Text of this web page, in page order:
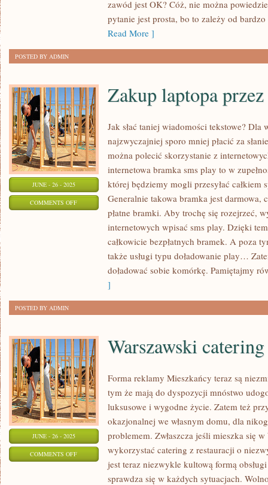
zawód jest OK? Cóż, nie można
pytanie jest prosta, bo to zależy od
Read More ]
POSTED BY ADMIN
JUNE - 26 - 2025
COMMENTS OFFON
Zakup laptopa
Jak słać taniej wiadomości tekstowe?
najzwyczajniej sporo mniej płacić za
można polecić skorzystanie z
internetowa bramka sms play to w
której będziemy mogli przesyłać całkiem
Generalnie takowa bramka jest darmowa,
płatne bramki. Aby trochę się rozejrzeć,
internetowych wpisać sms play. Dzięki
całkowicie bezpłatnych bramek. A poza
także usługi typu doładowanie play…
doładować sobie komórkę. Pamiętajmy
]
POSTED BY ADMIN
JUNE - 26 - 2025
COMMENTS OFFON
WARSZAWSKI
Warszawski catering
Forma reklamy Mieszkańcy teraz są
tym że mają do dyspozycji mnóstwo
luksusowe i wygodne życie. Zatem też
okazjonalnej we własnym domu, dla
problemem. Zwłaszcza jeśli mieszka się
wykorzystać catering z restauracji o
jest teraz niezwykle kultową formą
sprawdza się w każdych sytuacjach.